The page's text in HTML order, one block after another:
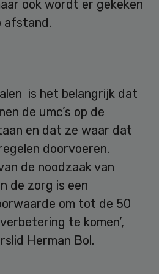
ook wordt er gekeken
afstand.
is het belangrijk dat
de umc’s op de
en dat ze waar dat
doorvoeren.
de noodzaak van
de zorg is een
om tot de 50
te komen’,
Herman Bol.